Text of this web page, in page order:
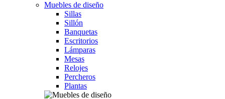
Muebles de diseño
Sillas
Sillón
Banquetas
Escritorios
Lámparas
Mesas
Relojes
Percheros
Plantas